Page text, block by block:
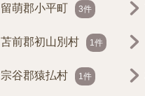
留萌郡小平町 3件
苫前郡初山別村 1件
宗谷郡猿払村 1件